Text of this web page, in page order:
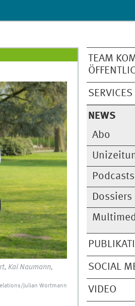
TEAM
SERVICES
NEWS
Abo
Podcasts
Dossiers
SOCIAL
VIDEO
Kai Naumann,
Julian Wortmann